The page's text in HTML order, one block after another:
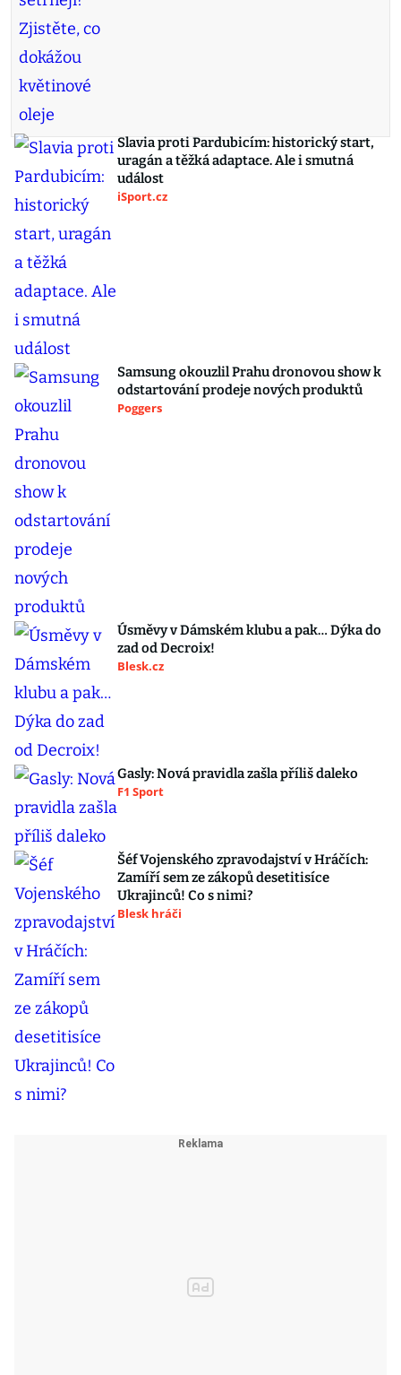
Slavia proti Pardubicím: historický start,
uragán a těžká adaptace. Ale i smutná
událost
iSport.cz
Samsung okouzlil Prahu dronovou show k
odstartování prodeje nových produktů
Poggers
Úsměvy v Dámském klubu a pak… Dýka do
zad od Decroix!
Blesk.cz
Gasly: Nová pravidla zašla příliš daleko
F1 Sport
Šéf Vojenského zpravodajství v Hráčích:
Zamíří sem ze zákopů desetitisíce
Ukrajinců! Co s nimi?
Blesk hráči